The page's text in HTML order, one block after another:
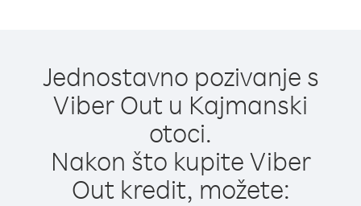
Jednostavno pozivanje s
Viber Out u Kajmanski
otoci.
Nakon što kupite Viber
Out kredit, možete: